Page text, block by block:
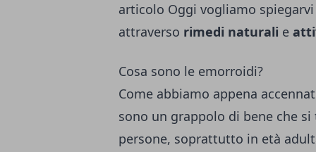
articolo Oggi vogliamo
attraverso rimedi naturali e
Cosa sono le emorroidi?
Come abbiamo appena
sono un grappolo di bene che
persone, soprattutto in età